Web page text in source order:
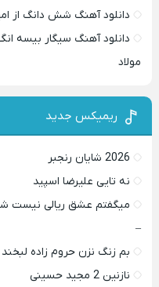
دانلود آهنگ شش دانگ از
دانلود آهنگ سیگار بیسه
مولاد
ریمیکس جدید
2026 شایان رنجبر
نه تایی علیرضا اسپید
میگفتم عشق ریالی نیست
–
بم زنگ نزن حروم زاده لبخند
نازنین 2 مجید حسینی